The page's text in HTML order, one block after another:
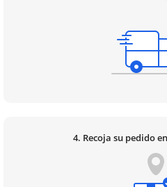
4. Recoja su pedido